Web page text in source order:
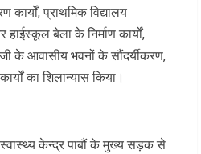
प्राथमिक विद्यालय
हाईस्कूल बेला के निर्माण कार्यों,
के आवासीय भवनों के सौंदर्यीकरण,
का शिलान्यास किया।
स्वास्थ्य केन्द्र पाबौं के मुख्य सड़क से